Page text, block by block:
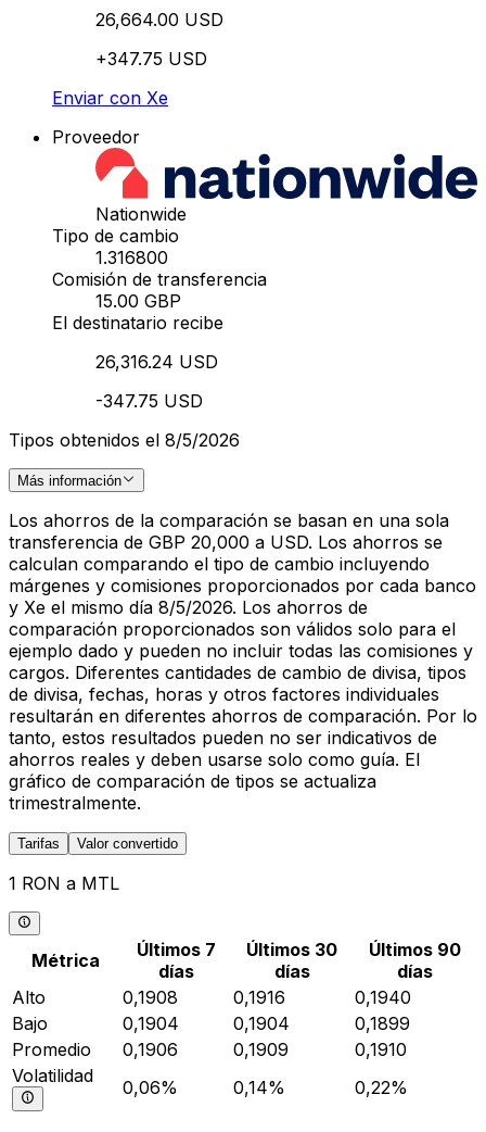
26,664.00 USD
+347.75 USD
Enviar con Xe
Proveedor
Nationwide
Tipo de cambio
1.316800
Comisión de transferencia
15.00 GBP
El destinatario recibe
26,316.24 USD
-347.75 USD
Tipos obtenidos el 8/5/2026
Más información
Los ahorros de la comparación se basan en una sola
transferencia de GBP 20,000 a USD. Los ahorros se
calculan comparando el tipo de cambio incluyendo
márgenes y comisiones proporcionados por cada banco
y Xe el mismo día 8/5/2026. Los ahorros de
comparación proporcionados son válidos solo para el
ejemplo dado y pueden no incluir todas las comisiones y
cargos. Diferentes cantidades de cambio de divisa, tipos
de divisa, fechas, horas y otros factores individuales
resultarán en diferentes ahorros de comparación. Por lo
tanto, estos resultados pueden no ser indicativos de
ahorros reales y deben usarse solo como guía. El
gráfico de comparación de tipos se actualiza
trimestralmente.
Tarifas Valor convertido
1 RON a MTL
Métrica
Últimos 7
días
Últimos 30
días
Últimos 90
días
Alto
0,1908 0,1916
0,1940
Bajo
0,1904 0,1904
0,1899
Promedio
0,1906 0,1909
0,1910
Volatilidad
0,06% 0,14% 0,22%